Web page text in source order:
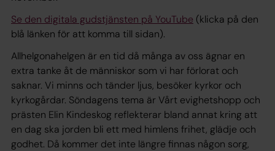
Se den digitala gudstjänsten på YouTube (klicka på den
blå länken för att komma till sidan).
Allhelgonahelgen är en tid då många av oss ägnar en
extra tanke åt de människor som vi har förlorat och
saknar. Vi minns och tänder ljus, besöker kyrkor och
kyrkogårdar. Söndagens tema är Vårt evighetshopp och
prästen Elin Kindeskog reflekterar bland annat kring att
en dag ska jorden bli ett med himlens frihet, glädje och
godhet. Då kommer det inte längre finnas någon sorg,